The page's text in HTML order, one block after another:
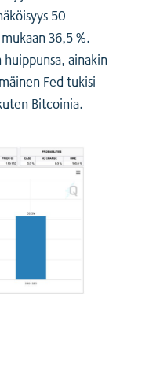
50
36,5 %.
ainakin
Fed tukisi
Bitcoinia.